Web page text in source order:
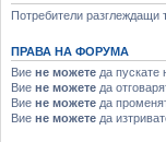
Потребители разглеждащи
ПРАВА НА ФОРУМА
Вие не можете да пускате
Вие не можете да
Вие не можете да
Вие не можете да